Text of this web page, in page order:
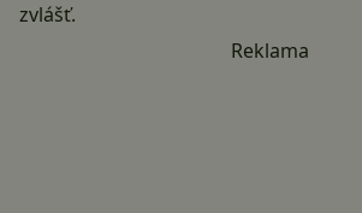
zvlášť.
Reklama